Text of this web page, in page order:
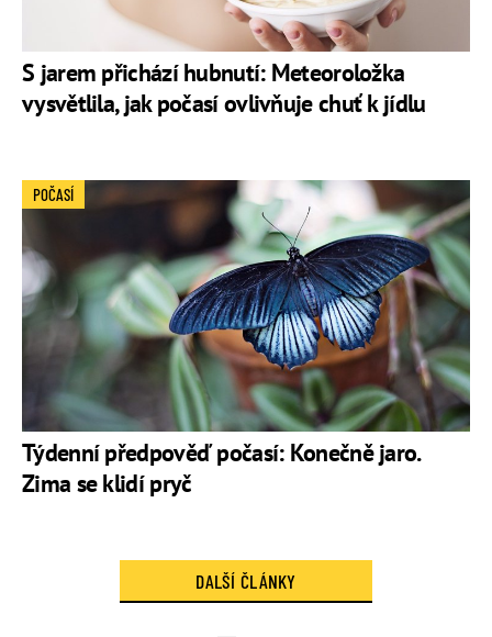
S jarem přichází hubnutí: Meteoroložka
vysvětlila, jak počasí ovlivňuje chuť k jídlu
Týdenní předpověď počasí: Konečně jaro.
Zima se klidí pryč
POČASÍ
DALŠÍ ČLÁNKY